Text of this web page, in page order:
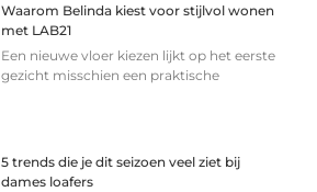
Waarom Belinda kiest voor stijlvol wonen
met LAB21
Een nieuwe vloer kiezen lijkt op het eerste
gezicht misschien een praktische
5 trends die je dit seizoen veel ziet bij
dames loafers